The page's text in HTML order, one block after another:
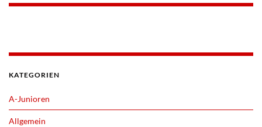
KATEGORIEN
A-Junioren
Allgemein